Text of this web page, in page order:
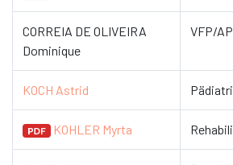
CORREIA DE OLIVEIRA
Dominique
VFP/
KOCH Astrid
KOHLER Myrta